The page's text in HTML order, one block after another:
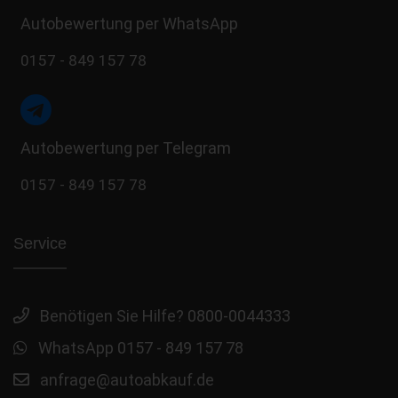
Autobewertung per WhatsApp
0157 - 849 157 78
Autobewertung per Telegram
0157 - 849 157 78
Service
Benötigen Sie Hilfe? 0800-0044333
WhatsApp 0157 - 849 157 78
anfrage@autoabkauf.de